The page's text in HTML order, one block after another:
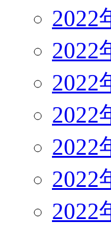
2022
2022
2022
2022
2022
2022
2022